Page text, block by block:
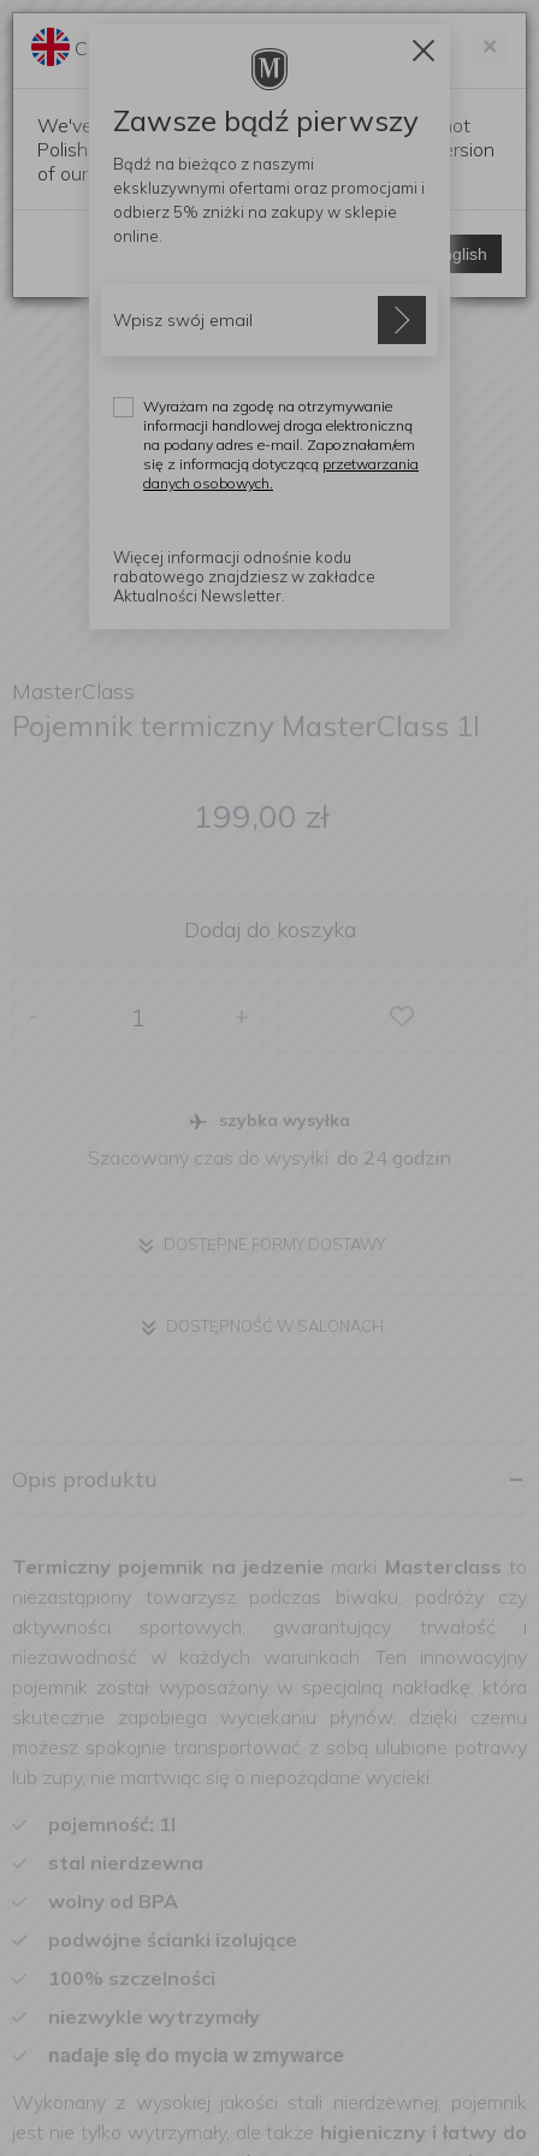
MasterClass
Pojemnik termiczny MasterClass 1l
199,00 zł
Dodaj do koszyka
- +
szybka wysyłka
Szacowany czas do wysyłki: do 24 godzin
DOSTĘPNE FORMY DOSTAWY
DOSTĘPNOŚĆ W SALONACH
Opis produktu
Termiczny pojemnik na jedzenie marki Masterclass to
niezastąpiony towarzysz podczas biwaku, podróży czy
aktywności sportowych, gwarantujący trwałość i
niezawodność w każdych warunkach. Ten innowacyjny
pojemnik został wyposażony w specjalną nakładkę, która
skutecznie zapobiega wyciekaniu płynów, dzięki czemu
możesz spokojnie transportować z sobą ulubione potrawy
lub zupy, nie martwiąc się o niepożądane wycieki.
pojemność: 1l
stal nierdzewna
wolny od BPA
podwójne ścianki izolujące
100% szczelności
niezwykle wytrzymały
nadaje się do mycia w zmywarce
Wykonany z wysokiej jakości stali nierdzewnej, pojemnik
jest nie tylko wytrzymały, ale także higieniczny i łatwy do
×
Change language?
We've detected that your browser language is not
Polish. Would you like to switch to the English version
of our website?
Switch to English
Zawsze bądź pierwszy
Bądź na bieżąco z naszymi
ekskluzywnymi ofertami oraz promocjami i
odbierz 5% zniżki na zakupy w sklepie
online.
Wyrażam na zgodę na otrzymywanie
informacji handlowej droga elektroniczną
na podany adres e-mail. Zapoznałam/em
się z informacją dotyczącą przetwarzania
danych osobowych.
Więcej informacji odnośnie kodu
rabatowego znajdziesz w zakładce
Aktualności Newsletter.